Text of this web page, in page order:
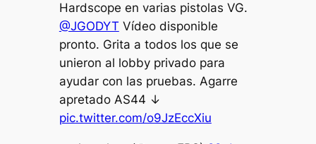
Hardscope en varias pistolas VG.
@JGODYT Vídeo disponible
pronto. Grita a todos los que se
unieron al lobby privado para
ayudar con las pruebas. Agarre
apretado AS44 ↓
pic.twitter.com/o9JzEccXiu